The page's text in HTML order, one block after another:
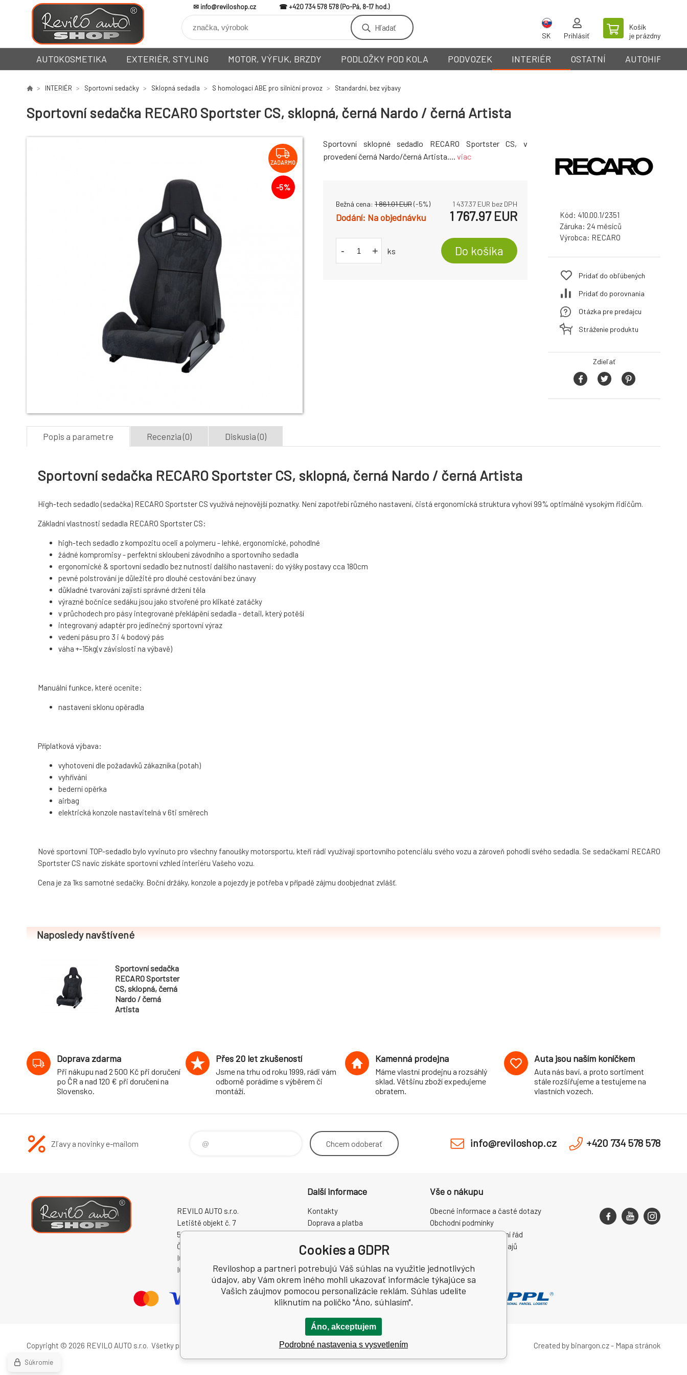
info@reviloshop.cz +420 734 578 578
Hľadať
SK Prihlásiť
Košík
je prázdny
AUTOKOSMETIKA EXTERIÉR, STYLING MOTOR, VÝFUK, BRZDY PODLOŽKY POD KOLA PODVOZEK INTERIÉR OSTATNÍ AUTOHIFI
INTERIÉR Sportovní sedačky Sklopná sedadla S homologací ABE pro silniční provoz Standardní, bez výbavy
Sportovní sedačka RECARO Sportster CS, sklopná, černá Nardo / černá Artista
ZADARMO
-5%
Sportovní sklopné sedadlo RECARO Sportster CS, v
provedení černá Nardo/černá Artista.... viac
Bežná cena: 1 861.01EUR(-5%) 1 437.37 EUR bez DPH
Na objednávku 1 767.97EUR
- + ks Do košíka
Kód: 410.00.1/2351
Záruka: 24
Výrobca: RECARO
Pridať do obľúbených
Pridať do porovnania
Otázka pre predajcu
Stráženie produktu
Zdieľať
Popis a parametre Recenzia (0) Diskusia (0)
Sportovní sedačka RECARO Sportster CS, sklopná, černá Nardo / černá Artista
High-tech sedadlo (sedačka) RECARO Sportster CS využívá nejnovější poznatky. Není zapotřebí různého nastavení, čistá ergonomická struktura vyhoví 99% optimálně vysokým řidičům.
Základní vlastnosti sedadla RECARO Sportster CS:
high-tech sedadlo z kompozitu oceli a polymeru - lehké, ergonomické, pohodlné
žádné kompromisy - perfektní skloubení závodního a sportovního sedadla
ergonomické & sportovní sedadlo bez nutnosti dalšího nastavení: do výšky postavy cca 180cm
pevné polstrování je důležité pro dlouhé cestování bez únavy
důkladné tvarování zajistí správné držení těla
výrazné bočnice sedáku jsou jako stvořené pro klikaté zatáčky
v průchodech pro pásy integrované překlápění sedadla - detail, který potěší
integrovaný adaptér pro jedinečný sportovní výraz
vedení pásu pro 3 i 4 bodový pás
váha +-15kg(v závislosti na výbavě)
Manuální funkce, které oceníte:
nastavení sklonu opěradla
Příplatková výbava:
vyhotovení dle požadavků zákazníka (potah)
vyhřívání
bederní opěrka
airbag
elektrická konzole nastavitelná v 6ti směrech
Nové sportovní TOP-sedadlo bylo vyvinuto pro všechny fanoušky motorsportu, kteří rádi využívají sportovního potenciálu svého vozu a zároveň pohodlí svého sedadla. Se sedačkami RECARO
Sportster CS navíc získáte sportovní vzhled interiéru Vašeho vozu.
Cena je za 1ks samotné sedačky. Boční držáky, konzole a pojezdy je potřeba v případě zájmu doobjednat zvlášť.
Naposledy navštívené
Sportovní sedačka
RECARO Sportster
CS, sklopná, černá
Nardo / černá
Artista
Doprava zdarma
Při nákupu nad 2 500 Kč při doručení
po ČR a nad 120 € při doručení na
Slovensko.
Přes 20 let zkušeností
Jsme na trhu od roku 1999, rádi vám
odborně porádíme s výběrem či
montáží.
Kamenná prodejna
Máme vlastní prodejnu a rozsáhlý
sklad. Většinu zboží expedujeme
obratem.
Auta jsou naším koníčkem
Auta nás baví, a proto sortiment
stále rozšiřujeme a testujeme na
vlastních vozech.
Zľavy a novinky e-mailom Chcem odoberať info@reviloshop.cz +420 734 578 578
REVILO AUTO s.r.o.
Letiště objekt č. 7
50341 Hradec Králové
Česká republika
IČO: 60931868
IČ DPH (DIČ): CZ60931868
Další informace
Kontakty
Doprava a platba
Proč právě my?
O nás
Kamenná prodejna
Vše o nákupu
Obecné informace a časté dotazy
Obchodní podmínky
Reklamace a reklamační řád
Zpracování osobních údajů
Copyright © 2026 REVILO AUTO s.r.o. Všetky práva vyhradené. Created by binargon.cz- Mapa stránok
Cookies a GDPR
Reviloshop a partneri potrebujú Váš súhlas na využitie jednotlivých
údajov, aby Vám okrem iného mohli ukazovať informácie týkajúce sa
Vašich záujmov pomocou personalizácie reklám. Súhlas udelíte
kliknutím na políčko "Áno, súhlasím".
Áno, akceptujem
Podrobné nastavenia s vysvetlením
Súkromie